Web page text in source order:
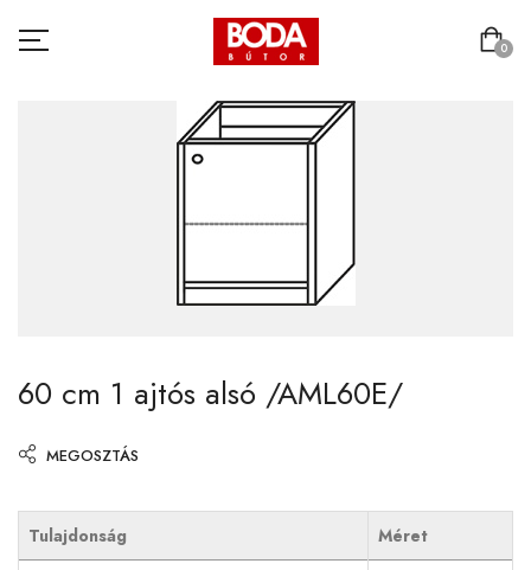
0
60 cm 1 ajtós alsó /AML60E/
MEGOSZTÁS
Tulajdonság Méret